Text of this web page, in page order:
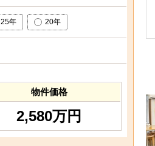
25年 20年
物件価格
2,580万円